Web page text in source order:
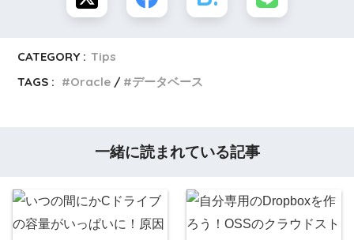
CATEGORY : Tips
TAGS :
Oracle データベース
一緒に読まれている記事